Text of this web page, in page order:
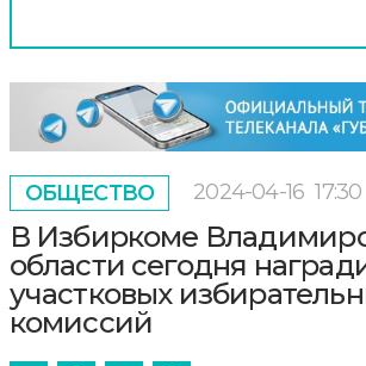
ОБЩЕСТВО 2024-04-16 17:30
В Избиркоме
области сегодня
участковых
комиссий